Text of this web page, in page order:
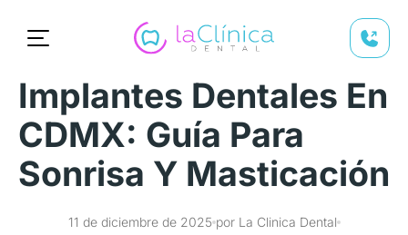
Implantes Dentales En
CDMX: Guía Para
Sonrisa Y Masticación
11 de diciembre de 2025 por La Clinica Dental